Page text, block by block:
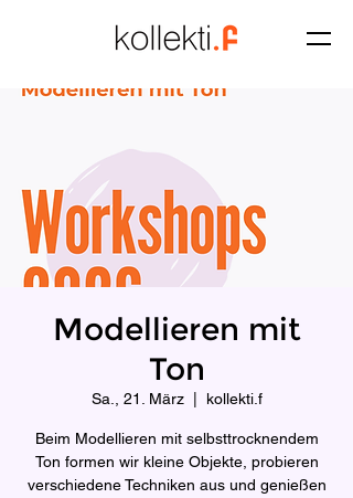
Modellieren mit
Ton
Sa., 21. März
  |
kollekti.f
Beim Modellieren mit selbsttrocknendem
Ton formen wir kleine Objekte, probieren
verschiedene Techniken aus und genießen